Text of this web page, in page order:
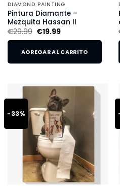
DIAMOND PAINTING
Pintura Diamante –
Mezquita Hassan II
€29.99 €19.99
AGREGAR AL CARRITO
-33%